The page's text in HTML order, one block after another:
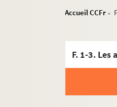
Accueil CCFr >
F. 1-3.